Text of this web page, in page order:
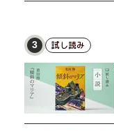
3 試し読み